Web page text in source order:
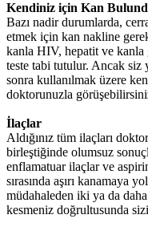
Kendiniz için Kan
Bazı nadir durumlarda,
etmek için kan nakline
kanla HIV, hepatit ve kanla
teste tabi tutulur. Ancak siz
sonra kullanılmak üzere
doktorunuzla
İlaçlar
Aldığınız tüm ilaçları
birleştiğinde olumsuz
enflamatuar ilaçlar ve
sırasında aşırı kanamaya
müdahaleden iki ya da
kesmeniz doğrultusunda